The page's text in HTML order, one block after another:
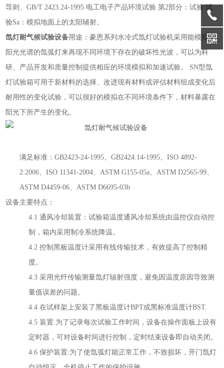
导则、GB/T 2423.24-1995 电工电子产品环境试验 第2部分：试验 试
验Sa：模拟地面上的太阳辅射。
氙灯耐气候试验设备用途：豪恩系列水冷式氙灯试验机采用能模拟全
阳光光谱的氙弧灯来再现不同环境下存在的破坏性光波，可以为科
研、产品开发和质量控制提供相应的环境模拟和加速试验。 SN型氙
灯试验箱可用于新材料的选择、改进现有材料或评估材料组成变化后
耐用性的变化试验，可以很好的模拟在不同环境条件下，材料暴露在
阳光下所产生的变化。
满足标准： GB2423-24-1995、 GB2424.14-1995、 ISO 4892-
2:2006、 ISO 11341-2004、 ASTM G155-05a、 ASTM D2565-99、
ASTM D4459-06、 ASTM D6695-03b
设备主要特点：
4.1通风冷却装置：试验箱温度通风冷却系统由温控仪自动控
制，箱内采用制冷系统降温。
4.2控制黑板温度计采用有线传输技术，有效提高了控制精
度。
4.3采用光纤传输测量氙灯辐射强度，避免因温度原因导致测
量值误差的问题。
4.4在试样架上安装了黑板温度计BPT或黑标准温度计BST.
4.5装置:为了记录每次试验工作时间，设备在操作面板上设有
定时器，可对设备时间进行控制，定时结束设备即自动关闭。
4.6保护装置:为了使氙弧灯能正常工作，不致损坏，开门氙灯